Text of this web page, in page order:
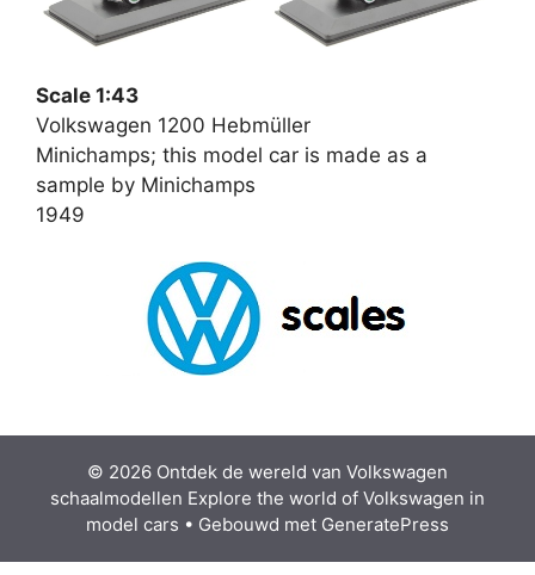
Scale 1:43
Volkswagen 1200 Hebmüller
Minichamps; this model car is made as a
sample by Minichamps
1949
© 2026 Ontdek de wereld van Volkswagen
schaalmodellen Explore the world of Volkswagen in
model cars • Gebouwd met GeneratePress